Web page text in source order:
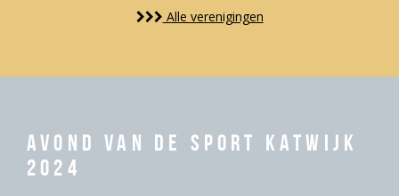
Alle verenigingen
Avond van de Sport Katwijk
2024